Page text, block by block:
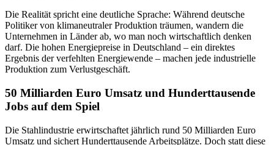
Die Realität spricht eine deutliche Sprache: Während deutsche
Politiker von klimaneutraler Produktion träumen, wandern die
Unternehmen in Länder ab, wo man noch wirtschaftlich denken
darf. Die hohen Energiepreise in Deutschland – ein direktes
Ergebnis der verfehlten Energiewende – machen jede industrielle
Produktion zum Verlustgeschäft.
50 Milliarden Euro Umsatz und Hunderttausende
Jobs auf dem Spiel
Die Stahlindustrie erwirtschaftet jährlich rund 50 Milliarden Euro
Umsatz und sichert Hunderttausende Arbeitsplätze. Doch statt diese